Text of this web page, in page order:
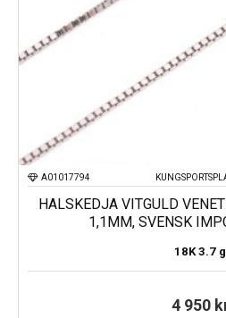
A01017794
HALSKEDJA VITGULD
1,1MM, SVENSK
18K 3.7 g
4 950